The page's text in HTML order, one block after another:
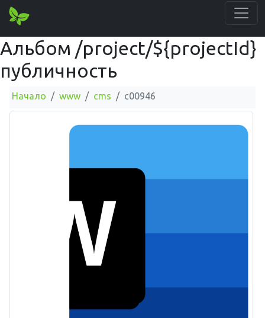
Альбом /project/${projectId}
публичность
Начало www cms c00946